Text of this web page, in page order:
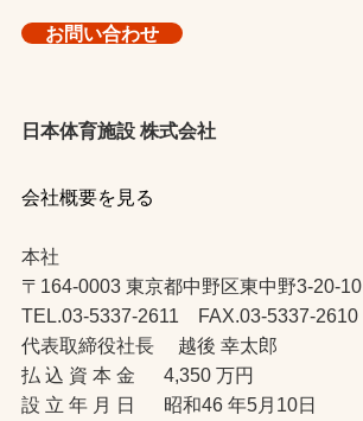
お問い合わせ
日本体育施設 株式会社
会社概要を見る
本社
〒164-0003 東京都中野区東中野3-20-10
TEL.03-5337-2611 FAX.03-5337-2610
代表取締役社長 越後 幸太郎
払 込 資 本 金 4,350 万円
設 立 年 月 日 昭和46 年5月10日